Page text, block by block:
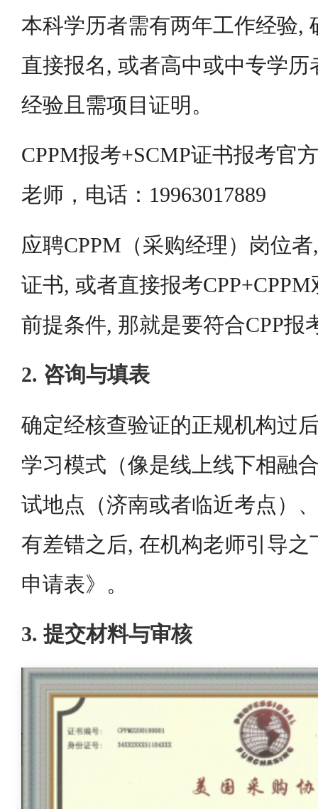
本科学历者需有两年工作经验,
直接报名, 或者高中或中专学
经验且需项目证明。
CPPM报考+SCMP证书报考官
老师，电话：19963017889
应聘CPPM（采购经理）岗位
证书, 或者直接报考
前提条件, 那就是要符合CPP报
2. 咨询与填表
确定经核查验证的正规机构过
学习模式（像是线上线下相融
试地点（济南或者临近考点）
有差错之后, 在机构老师引导之
申请表》。
3. 提交材料与审核